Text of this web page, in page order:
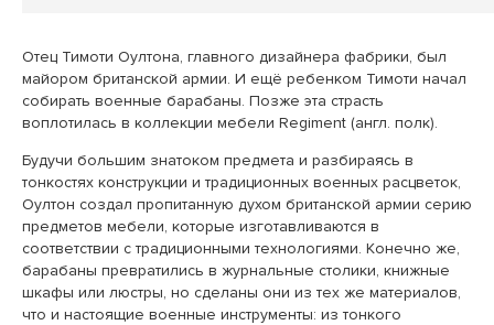
Отец Тимоти Оултона, главного дизайнера фабрики, был
майором британской армии. И ещё ребенком Тимоти начал
собирать военные барабаны. Позже эта страсть
воплотилась в коллекции мебели Regiment (англ. полк).
Будучи большим знатоком предмета и разбираясь в
тонкостях конструкции и традиционных военных расцветок,
Оултон создал пропитанную духом британской армии серию
предметов мебели, которые изготавливаются в
соответствии с традиционными технологиями. Конечно же,
барабаны превратились в журнальные столики, книжные
шкафы или люстры, но сделаны они из тех же материалов,
что и настоящие военные инструменты: из тонкого